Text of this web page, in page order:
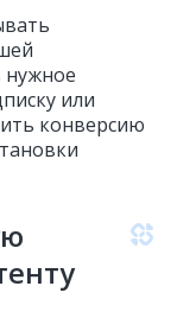
или
конверсию